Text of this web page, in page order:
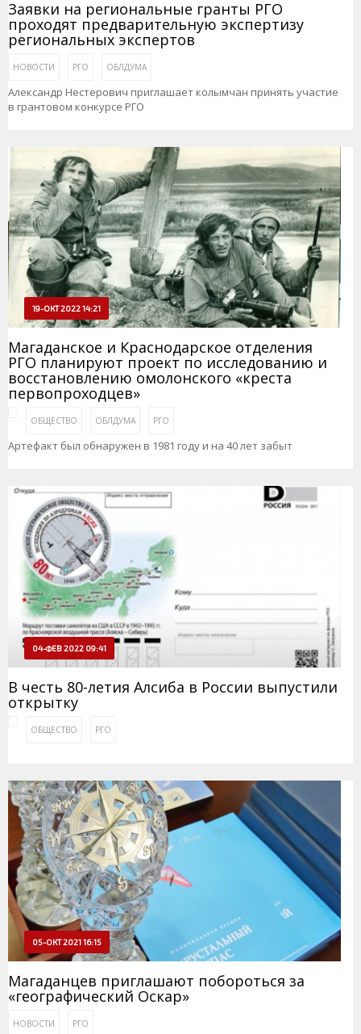
Заявки на региональные гранты РГО
проходят предварительную экспертизу
региональных экспертов
НОВОСТИ РГО ОБЛДУМА
Александр Нестерович приглашает колымчан принять участие
в грантовом конкурсе РГО
19-ОКТ 2022 14:21
Магаданское и Краснодарское отделения
РГО планируют проект по исследованию и
восстановлению омолонского «креста
первопроходцев»
ОБЩЕСТВО ОБЛДУМА РГО
Артефакт был обнаружен в 1981 году и на 40 лет забыт
04-ФЕВ 2022 09:41
В честь 80-летия Алсиба в России выпустили
открытку
ОБЩЕСТВО РГО
05-ОКТ 2021 16:15
Магаданцев приглашают побороться за
«географический Оскар»
НОВОСТИ РГО